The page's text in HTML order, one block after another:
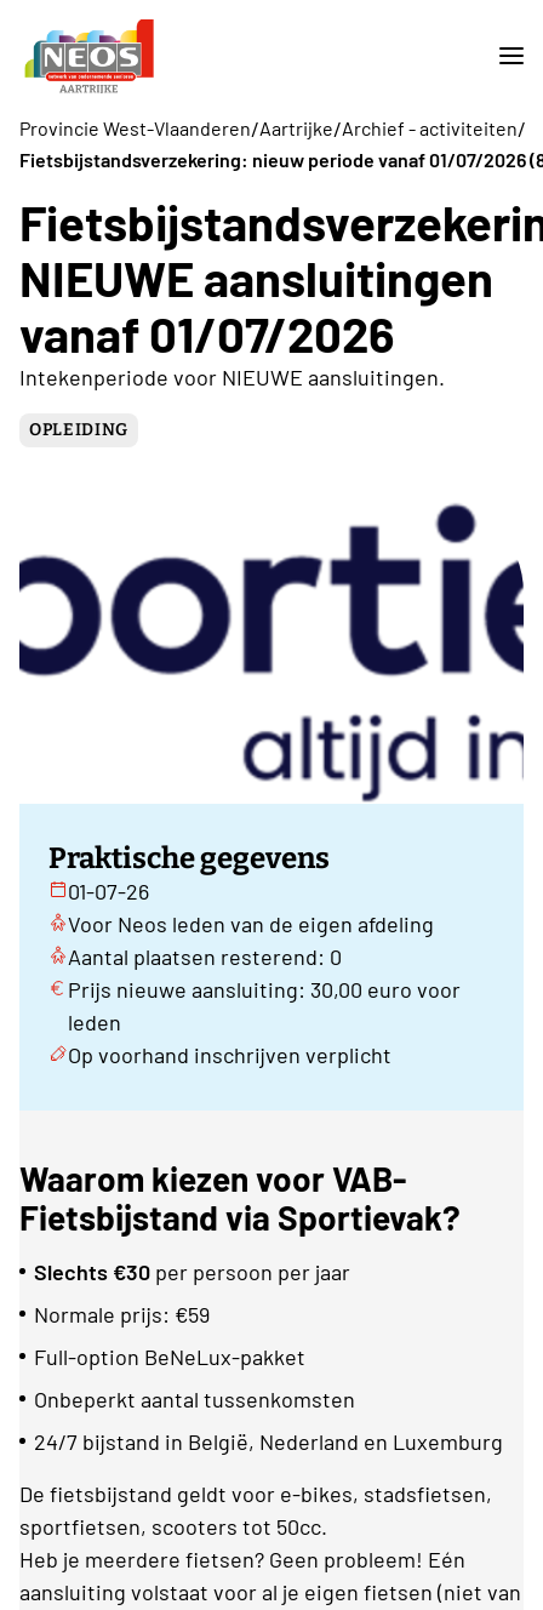
Provincie West-Vlaanderen/Aartrijke/Archief - activiteiten/
Fietsbijstandsverzekering: nieuw periode vanaf 01/07/2026
NIEUWE aansluitingen
vanaf 01/07/2026
Intekenperiode voor NIEUWE aansluitingen.
OPLEIDING
Praktische gegevens
01-07-26
Voor Neos leden van de eigen afdeling
Aantal plaatsen resterend: 0
Prijs nieuwe aansluiting: 30,00 euro voor
leden
Op voorhand inschrijven verplicht
Waarom kiezen voor VAB-
Fietsbijstand via Sportievak?
Slechts €30 per persoon per jaar
Normale prijs: €59
Full-option BeNeLux-pakket
Onbeperkt aantal tussenkomsten
24/7 bijstand in België, Nederland en Luxemburg
De fietsbijstand geldt voor e-bikes, stadsfietsen,
sportfietsen, scooters tot 50cc.
Heb je meerdere fietsen? Geen probleem! Eén
aansluiting volstaat voor al je eigen fietsen (niet van